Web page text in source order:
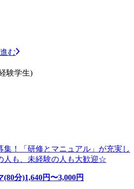
む
験学生)
集！「研修とマニュアル」が充実し
人も、未経験の人も大歓迎☆
(80分)1,640円〜3,000円